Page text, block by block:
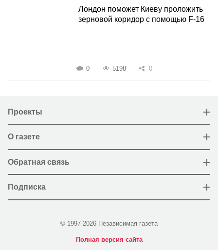
Лондон поможет Киеву проложить
зерновой коридор с помощью F-16
0 5198 0
Проекты
О газете
Обратная связь
Подписка
© 1997-2026 Независимая газета
Полная версия сайта